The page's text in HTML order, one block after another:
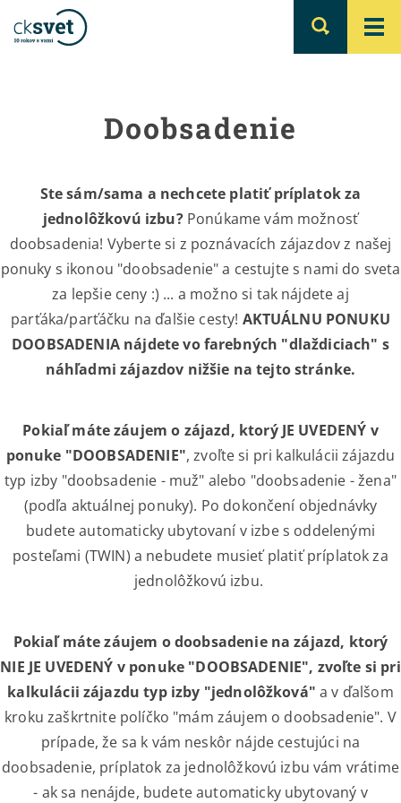
Doobsadenie
Ste sám/sama a nechcete platiť príplatok za
jednolôžkovú izbu?Ponúkame vám možnosť
doobsadenia! Vyberte si z poznávacích zájazdov z našej
ponuky s ikonou "doobsadenie" a cestujte s nami do sveta
za lepšie ceny :) ... a možno si tak nájdete aj
parťáka/parťáčku na ďalšie cesty! AKTUÁLNU PONUKU
DOOBSADENIA nájdete vo farebných "dlaždiciach" s
náhľadmi zájazdov nižšie na tejto stránke.
Pokiaľ máte záujem o zájazd, ktorý JE UVEDENÝ v
ponuke "DOOBSADENIE", zvoľte si pri kalkulácii zájazdu
typ izby "doobsadenie - muž" alebo "doobsadenie - žena"
(podľa aktuálnej ponuky). Po dokončení objednávky
budete automaticky ubytovaní v izbe s oddelenými
posteľami (TWIN) a nebudete musieť platiť príplatok za
jednolôžkovú izbu.
Pokiaľ máte záujem o doobsadenie na zájazd, ktorý
NIE JE UVEDENÝ v ponuke "DOOBSADENIE", zvoľte si pri
kalkulácii zájazdu typ izby "jednolôžková" a v ďalšom
kroku zaškrtnite políčko "mám záujem o doobsadenie". V
prípade, že sa k vám neskôr nájde cestujúci na
doobsadenie, príplatok za jednolôžkovú izbu vám vrátime
- ak sa nenájde, budete automaticky ubytovaný v